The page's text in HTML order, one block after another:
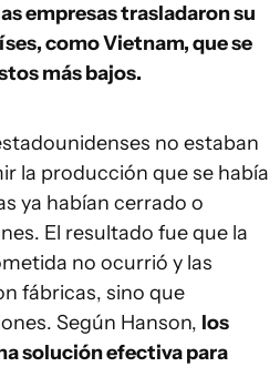
empresas trasladaron su
como Vietnam, que se
más bajos.
no estaban
la producción que se había
ya habían cerrado o
El resultado fue que la
no ocurrió y las
fábricas, sino que
Según Hanson, los
solución efectiva para